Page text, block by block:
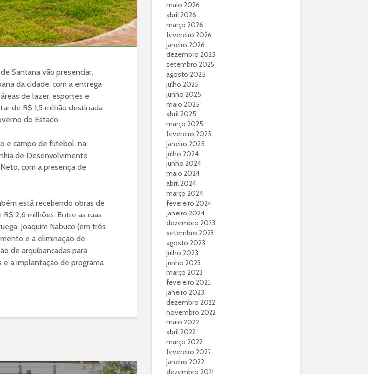
Santana vão presenciar,
da cidade, com a entrega
de lazer, esportes e
de R$ 1,5 milhão destinada
do Estado.
e campo de futebol, na
de Desenvolvimento
com a presença de
está recebendo obras de
2,6 milhões. Entre as ruas
Joaquim Nabuco (em três
e a eliminação de
de arquibancadas para
a implantação de programa
maio 2026
abril 2026
março 2026
fevereiro 2026
janeiro 2026
dezembro 2025
setembro 2025
agosto 2025
julho 2025
junho 2025
maio 2025
abril 2025
março 2025
fevereiro 2025
janeiro 2025
julho 2024
junho 2024
maio 2024
abril 2024
março 2024
fevereiro 2024
janeiro 2024
dezembro 2023
setembro 2023
agosto 2023
julho 2023
junho 2023
março 2023
fevereiro 2023
janeiro 2023
dezembro 2022
novembro 2022
maio 2022
abril 2022
março 2022
fevereiro 2022
janeiro 2022
dezembro 2021